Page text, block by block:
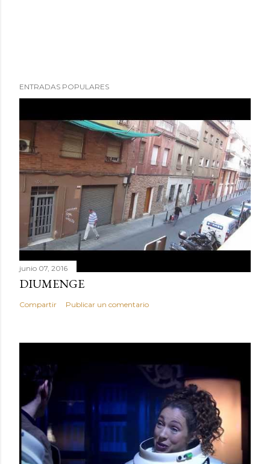
ENTRADAS POPULARES
junio 07, 2016
DIUMENGE
Compartir Publicar un comentario